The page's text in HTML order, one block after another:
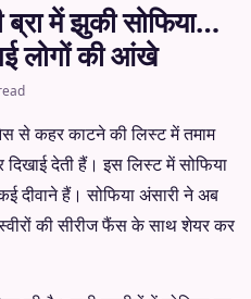
में झुकी सोफिया…
लोगों की आंखे
से कहर काटने की लिस्ट में तमाम
देती हैं। इस लिस्ट में सोफिया
दीवाने हैं। सोफिया अंसारी ने अब
की सीरीज फैंस के साथ शेयर कर